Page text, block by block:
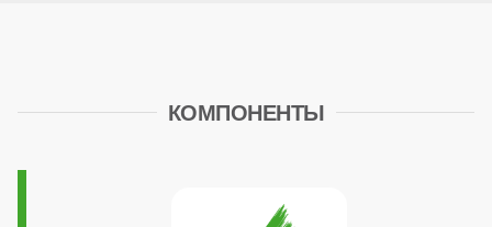
Расширительный бакКОМПОНЕНТЫ